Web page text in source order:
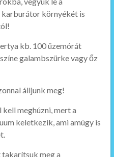
karburátor környékét is
kb. 100 üzemórát
galambszürke vagy őz
álljunk meg!
meghúzni, mert a
keletkezik, ami amúgy is
meg a